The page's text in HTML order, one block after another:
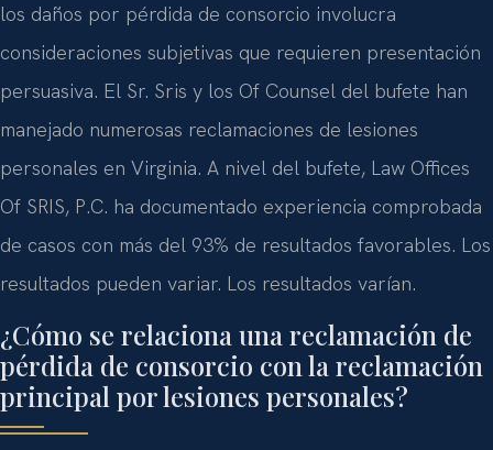
los daños por pérdida de consorcio involucra
consideraciones subjetivas que requieren presentación
persuasiva. El Sr. Sris y los Of Counsel del bufete han
manejado numerosas reclamaciones de lesiones
personales en Virginia. A nivel del bufete, Law Offices
Of SRIS, P.C. ha documentado experiencia comprobada
de casos con más del 93% de resultados favorables. Los
resultados pueden variar. Los resultados varían.
¿Cómo se relaciona una reclamación de
pérdida de consorcio con la reclamación
principal por lesiones personales?